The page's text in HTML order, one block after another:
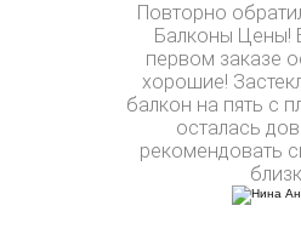
Повторно
Балконы Цены!
первом заказе
хорошие!
балкон на пять с
осталась
рекомендовать